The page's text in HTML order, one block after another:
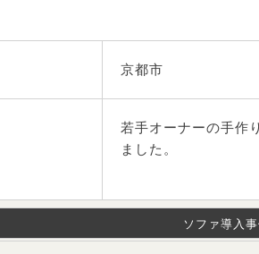
京都市
若手オーナーの手作
ました。
ソファ導入